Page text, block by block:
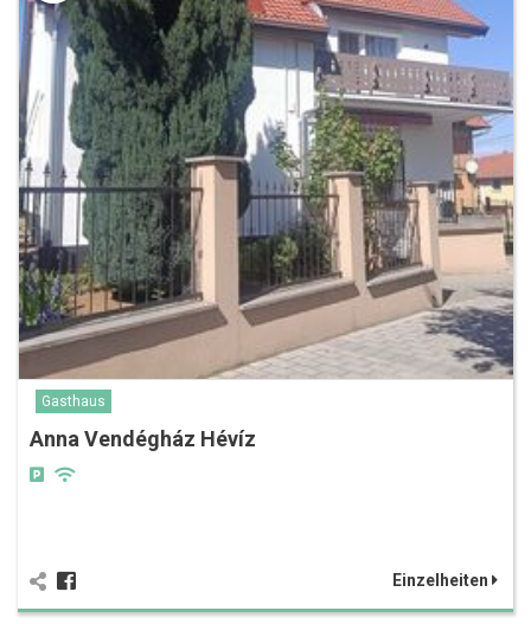
Gasthaus
Anna Vendégház Hévíz
Einzelheiten